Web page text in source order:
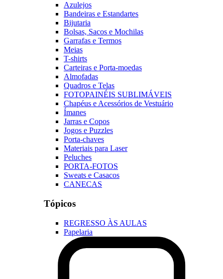
Azulejos
Bandeiras e Estandartes
Bijutaria
Bolsas, Sacos e Mochilas
Garrafas e Termos
Meias
T-shirts
Carteiras e Porta-moedas
Almofadas
Quadros e Telas
FOTOPAINÉIS SUBLIMÁVEIS
Chapéus e Acessórios de Vestuário
Ímanes
Jarras e Copos
Jogos e Puzzles
Porta-chaves
Materiais para Laser
Peluches
PORTA-FOTOS
Sweats e Casacos
CANECAS
Tópicos
REGRESSO ÀS AULAS
Papelaria